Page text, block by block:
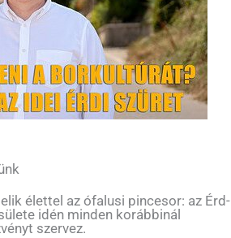
élettel az ófalusi pincesor: az Érd-
idén minden korábbinál
szervez.